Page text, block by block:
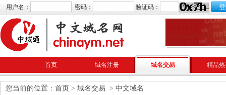
用户名： 密码： 验证码：
首页 域名注册 域名交易 精品
您当前的位置： 首页 > 域名交易 > 中文域名